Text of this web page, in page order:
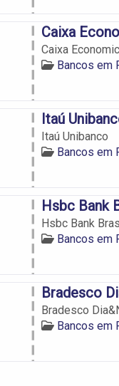
Caixa
Caixa
Bancos em
Itaú
Itaú Unibanco
Bancos em
Hsbc Bank
Hsbc Bank
Bancos em
Bradesco
Bradesco
Bancos em